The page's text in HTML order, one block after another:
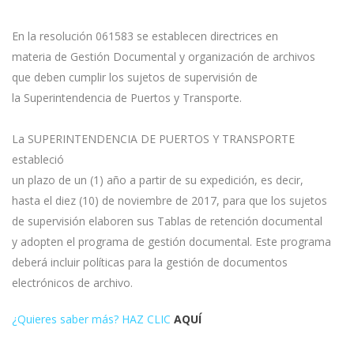
En la resolución 061583 se establecen directrices en
materia de Gestión Documental y organización de archivos
que deben cumplir los sujetos de supervisión de
la Superintendencia de Puertos y Transporte.
La SUPERINTENDENCIA DE PUERTOS Y TRANSPORTE
estableció
un plazo de un (1) año a partir de su expedición, es decir,
hasta el diez (10) de noviembre de 2017, para que los sujetos
de supervisión elaboren sus Tablas de retención documental
y adopten el programa de gestión documental. Este programa
deberá incluir políticas para la gestión de documentos
electrónicos de archivo.
¿Quieres saber más? HAZ CLIC AQUÍ